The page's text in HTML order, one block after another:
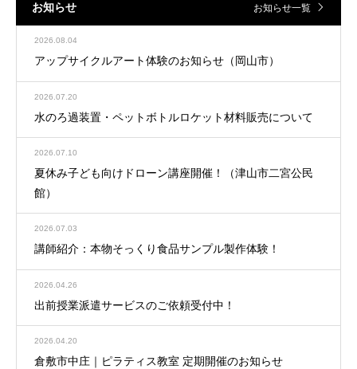
お知らせ お知らせ一覧
2026.08.04
アップサイクルアート体験のお知らせ（岡山市）
2026.07.20
水のろ過装置・ペットボトルロケット材料販売について
2026.07.10
夏休み子ども向けドローン講座開催！（津山市二宮公民
館）
2026.07.03
講師紹介：本物そっくり食品サンプル製作体験！
2026.04.26
出前授業派遣サービスのご依頼受付中！
2026.04.20
倉敷市中庄｜ピラティス教室 定期開催のお知らせ